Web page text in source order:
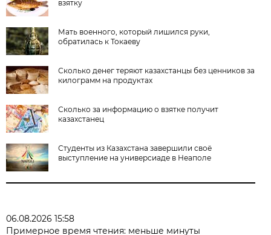
взятку
Мать военного, который лишился руки,
обратилась к Токаеву
Сколько денег теряют казахстанцы без ценников за
килограмм на продуктах
Сколько за информацию о взятке получит
казахстанец
Студенты из Казахстана завершили своё
выступление на универсиаде в Неаполе
06.08.2026 15:58
Примерное время чтения: меньше минуты